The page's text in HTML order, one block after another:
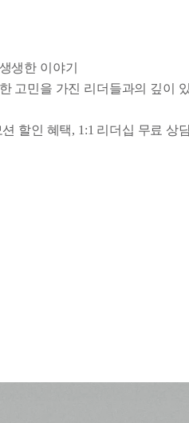
생한 이야기
고민을 가진 리더들과의 깊이
할인 혜택, 1:1 리더십 무료 상